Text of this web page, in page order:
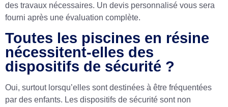
des travaux nécessaires. Un devis personnalisé vous sera
fourni après une évaluation complète.
Toutes les piscines en résine
nécessitent-elles des
dispositifs de sécurité ?
Oui, surtout lorsqu’elles sont destinées à être fréquentées
par des enfants. Les dispositifs de sécurité sont non